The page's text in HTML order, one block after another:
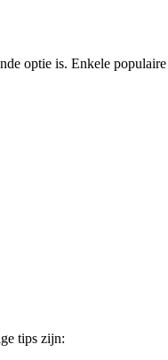
optie is. Enkele
tips zijn: